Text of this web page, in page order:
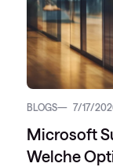
BLOGS 7/17/
Microsoft
Welche